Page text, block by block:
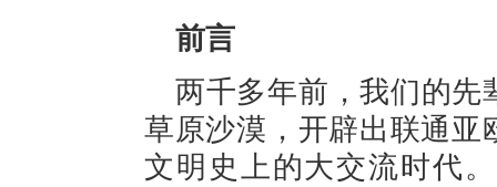
前言
两千多年前，我们的先
草原沙漠，开辟出联通亚
文明史上的大交流时代